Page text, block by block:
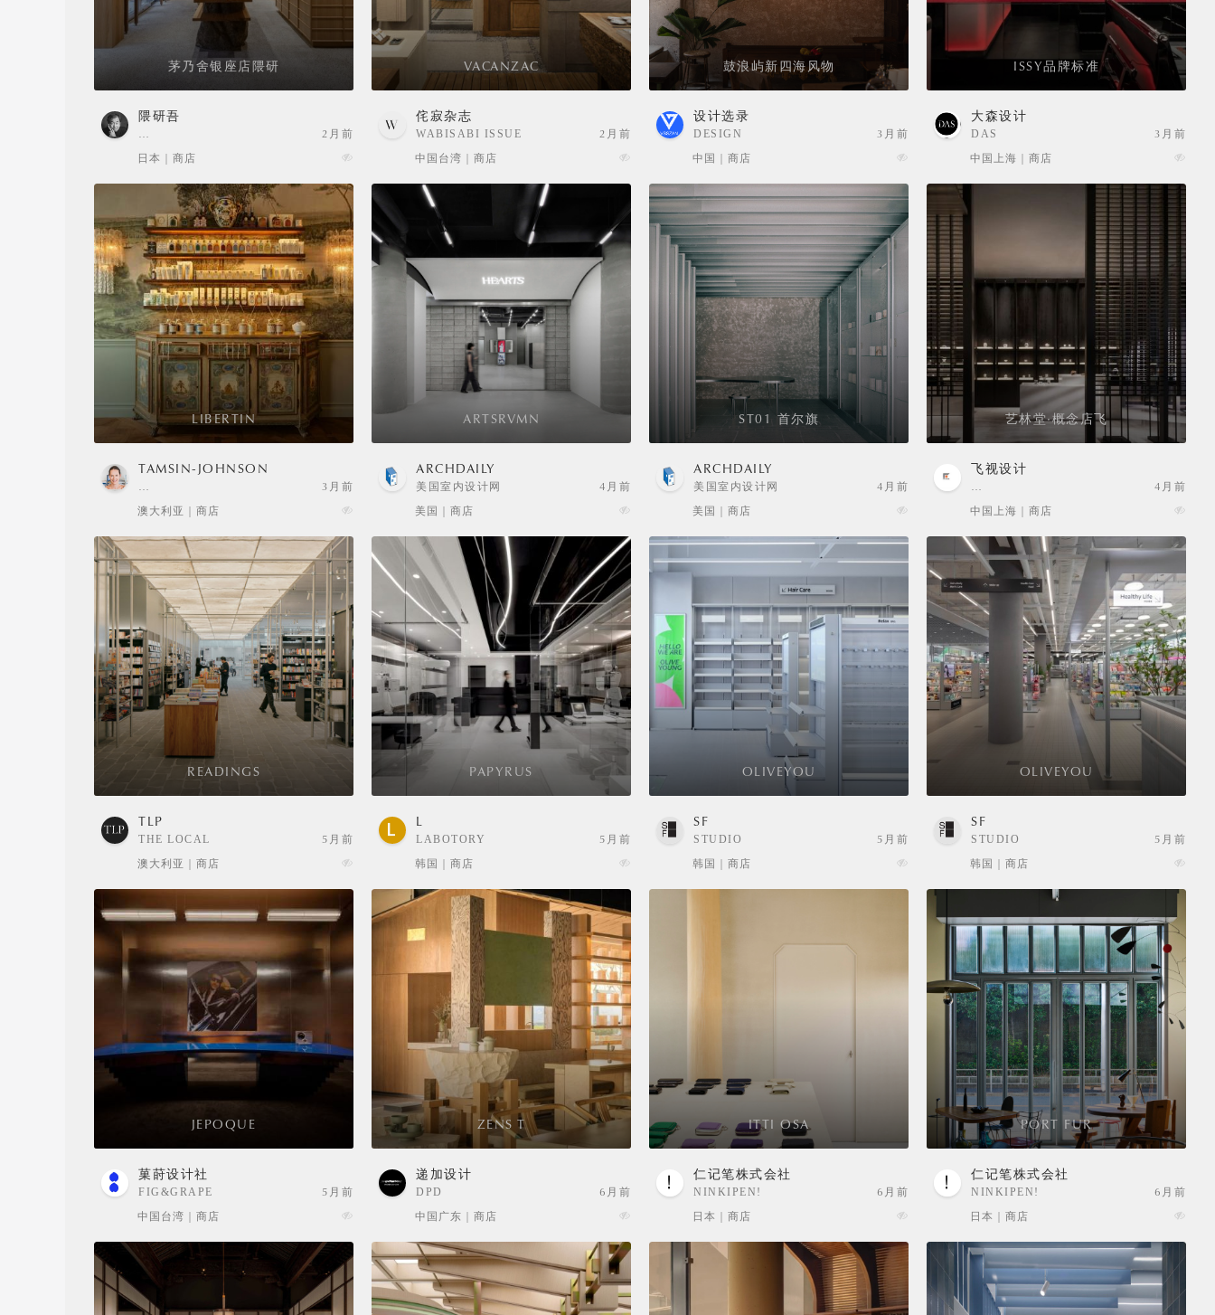
茅乃舍银座店隈研
隈研吾
…
2月前
日本 | 商店
VACANZAC
侘寂杂志
WABISABI ISSUE
2月前
中国台湾 | 商店
鼓浪屿新四海风物
设计选录
DESIGN
3月前
中国 | 商店
ISSY品牌标准
大森设计
DAS
3月前
中国上海 | 商店
LIBERTIN
TAMSIN-JOHNSON
…
3月前
澳大利亚 | 商店
ARTSRVMN
ARCHDAILY
美国室内设计网
4月前
美国 | 商店
ST01 首尔旗
ARCHDAILY
美国室内设计网
4月前
美国 | 商店
艺林堂·概念店飞
飞视设计
…
4月前
中国上海 | 商店
READINGS
TLP
THE LOCAL
5月前
澳大利亚 | 商店
PAPYRUS
L
LABOTORY
5月前
韩国 | 商店
OLIVEYOU
SF
STUDIO
5月前
韩国 | 商店
OLIVEYOU
SF
STUDIO
5月前
韩国 | 商店
JEPOQUE
菓莳设计社
FIG&GRAPE
5月前
中国台湾 | 商店
​ZENS T
递加设计
DPD
6月前
中国广东 | 商店
ITTI OSA
仁记笔株式会社
NINKIPEN!
6月前
日本 | 商店
PORT FUR
仁记笔株式会社
NINKIPEN!
6月前
日本 | 商店